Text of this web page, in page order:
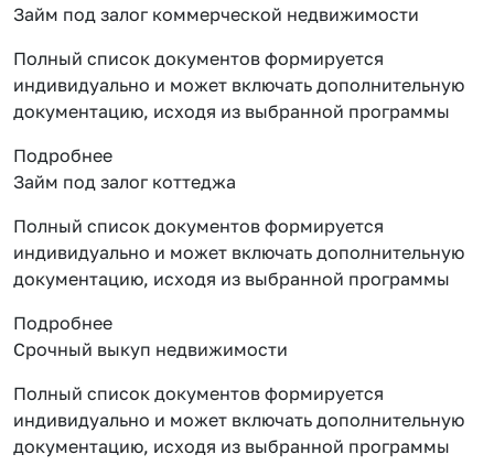
Займ под залог коммерческой недвижимости
Полный список документов формируется
индивидуально и может включать дополнительную
документацию, исходя из выбранной программы
Подробнее
Займ под залог коттеджа
Полный список документов формируется
индивидуально и может включать дополнительную
документацию, исходя из выбранной программы
Подробнее
Срочный выкуп недвижимости
Полный список документов формируется
индивидуально и может включать дополнительную
документацию, исходя из выбранной программы